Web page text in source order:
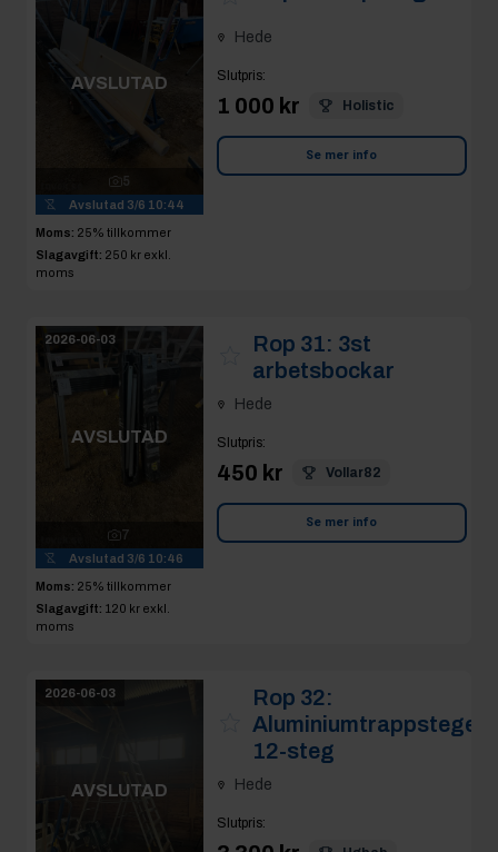
AVSLUTAD
5
Avslutad 3/6 10:44
Moms: 25% tillkommer
Slagavgift: 250 kr exkl.
moms
Hede
Slutpris:
1 000 kr Holistic
Se mer info
2026-06-03
AVSLUTAD
7
Avslutad 3/6 10:46
Moms: 25% tillkommer
Slagavgift: 120 kr exkl.
moms
Rop 31: 3st
arbetsbockar
Hede
Slutpris:
450 kr Vollar82
Se mer info
2026-06-03
AVSLUTAD
Rop 32:
Aluminiumtrappstege
12-steg
Hede
Slutpris: